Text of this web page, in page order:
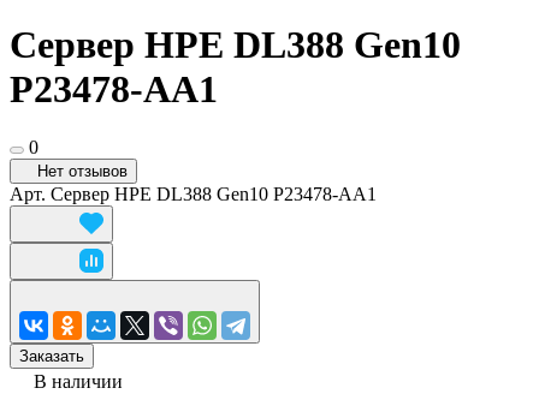
Сервер HPE DL388 Gen10
P23478-AA1
0
Нет отзывов
Арт. Сервер HPE DL388 Gen10 P23478-AA1
Заказать
В наличии